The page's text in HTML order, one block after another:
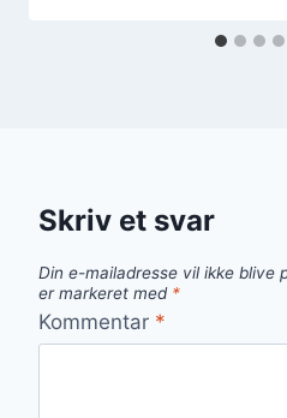
Skriv et svar
Din e-mailadresse vil ikke blive
er markeret med *
Kommentar *